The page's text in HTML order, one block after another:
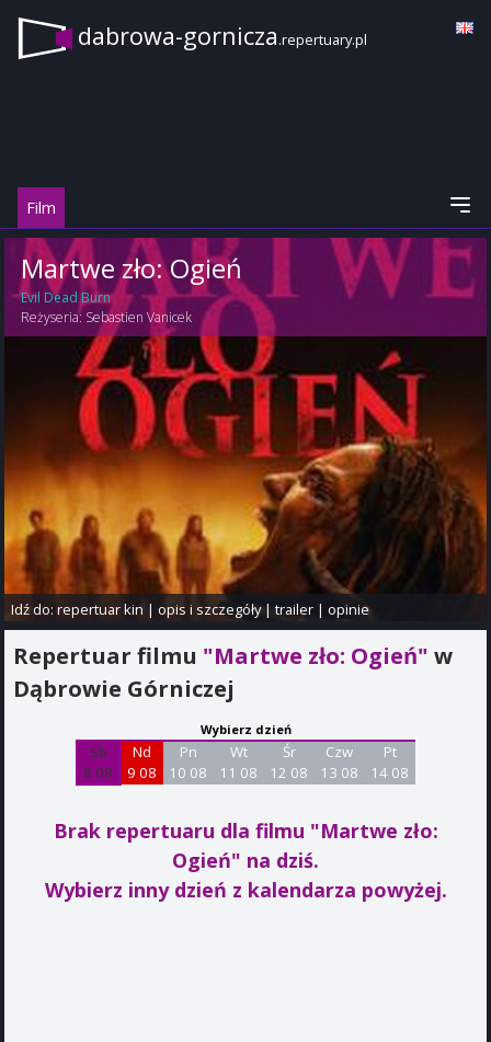
dabrowa-gornicza.repertuary.pl
Film
Martwe zło: Ogień
Evil Dead Burn
Reżyseria: Sebastien Vanicek
Idź do:repertuar kin |opis i szczegóły|trailer |opinie
Repertuar filmu "Martwe zło: Ogień" w
Dąbrowie Górniczej
Wybierz dzień
Sb
8 08
Nd
9 08
Pn
10 08
Wt
11 08
Śr
12 08
Czw
13 08
Pt
14 08
Brak repertuaru dla filmu "Martwe zło:
Ogień" na dziś.
Wybierz inny dzień z kalendarza powyżej.